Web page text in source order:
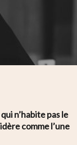
n’habite pas le
comme l’une